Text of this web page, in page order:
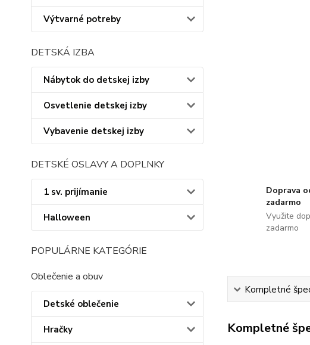
Výtvarné potreby
DETSKÁ IZBA
Nábytok do detskej izby
Osvetlenie detskej izby
Vybavenie detskej izby
DETSKÉ OSLAVY A DOPLNKY
1 sv. prijímanie
Halloween
POPULÁRNE KATEGÓRIE
Oblečenie a obuv
Detské oblečenie
Hračky
Doprava
zadarmo
Využite
zadarmo
Kompletné
Kompletné